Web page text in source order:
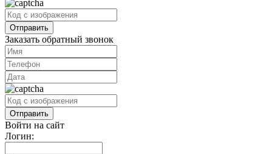
Заказать обратный звонок
Войти на сайт
Логин: